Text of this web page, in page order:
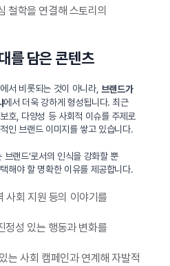
철학을 연결해 스토리의
를 담은 콘텐츠
서 비롯되는 것이 아니라, 브랜드가
에서 더욱 강하게 형성됩니다. 최근
호, 다양성 등 사회적 이슈를 주제로
인 브랜드 이미지를 쌓고 있습니다.
브랜드’로서의 인식을 강화할 뿐
해야 할 명확한 이유를 제공합니다.
사회 지원 등의 이야기를
정성 있는 행동과 변화를
는 사회 캠페인과 연계해 자발적